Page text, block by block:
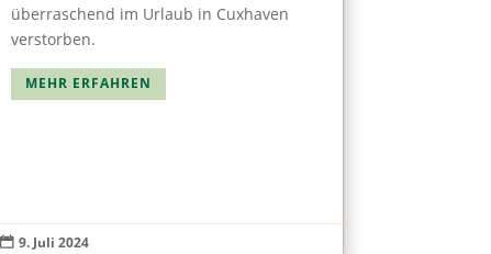
überraschend im Urlaub in Cuxhaven
verstorben.
MEHR ERFAHREN
 9. Juli 2024